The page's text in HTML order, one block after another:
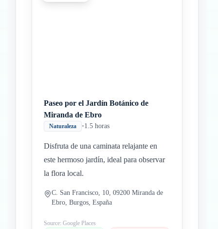
Paseo por el Jardín Botánico de
Miranda de Ebro
Naturaleza •1.5 horas
Disfruta de una caminata relajante en
este hermoso jardín, ideal para observar
la flora local.
C. San Francisco, 10, 09200 Miranda de
Ebro, Burgos, España
Source: Google Places